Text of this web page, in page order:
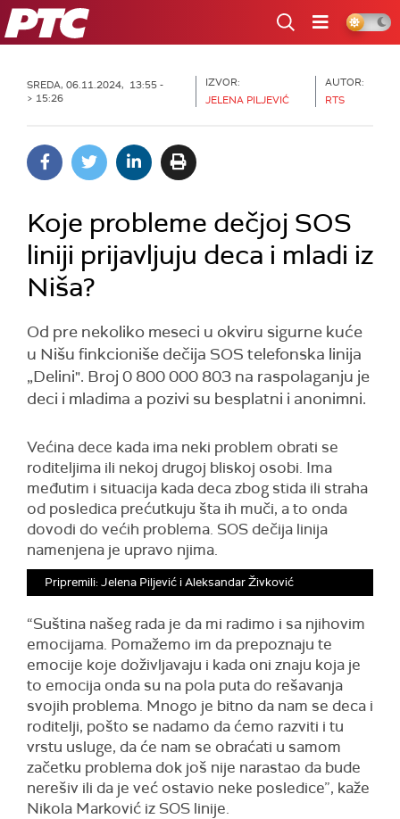
RTS
SREDA, 06.11.2024, 13:55 -
> 15:26
IZVOR:
JELENA PILJEVIĆ
AUTOR:
RTS
Koje probleme dečjoj SOS
liniji prijavljuju deca i mladi iz
Niša?
Od pre nekoliko meseci u okviru sigurne kuće
u Nišu finkcioniše dečija SOS telefonska linija
„Delini". Broj 0 800 000 803 na raspolaganju je
deci i mladima a pozivi su besplatni i anonimni.
Većina dece kada ima neki problem obrati se
roditeljima ili nekoj drugoj bliskoj osobi. Ima
međutim i situacija kada deca zbog stida ili straha
od posledica prećutkuju šta ih muči, a to onda
dovodi do većih problema. SOS dečija linija
namenjena je upravo njima.
Pripremili: Jelena Piljević i Aleksandar Živković
“Suština našeg rada je da mi radimo i sa njihovim
emocijama. Pomažemo im da prepoznaju te
emocije koje doživljavaju i kada oni znaju koja je
to emocija onda su na pola puta do rešavanja
svojih problema. Mnogo je bitno da nam se deca i
roditelji, pošto se nadamo da ćemo razviti i tu
vrstu usluge, da će nam se obraćati u samom
začetku problema dok još nije narastao da bude
nerešiv ili da je već ostavio neke posledice”, kaže
Nikola Marković iz SOS linije.